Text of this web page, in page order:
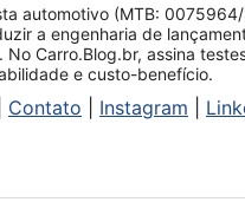
automotivo (MTB:
a engenharia de
No Carro.Blog.br, assina
e custo-benefício.
Contato Instagram